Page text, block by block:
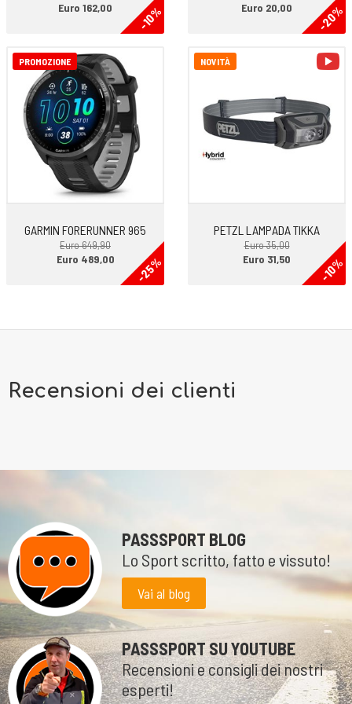
-10%
Euro 162,00 -20%
Euro 20,00
PROMOZIONE
GARMIN FORERUNNER 965
Euro 649,90
-25%
Euro 489,00
NOVITÀ
PETZL LAMPADA TIKKA
Euro 35,00
-10%
Euro 31,50
Recensioni dei clienti
PASSSPORT BLOG
Lo Sport scritto, fatto e vissuto!
Vai al blog
PASSSPORT SU YOUTUBE
Recensioni e consigli dei nostri
esperti!